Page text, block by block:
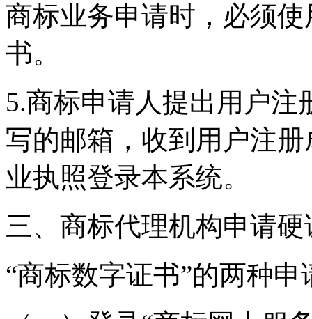
商标业务申请时，必须
书。
5.商标申请人提出用户
写的邮箱，收到用户注
业执照登录本系统。
三、商标代理机构申请
“商标数字证书”的两种申